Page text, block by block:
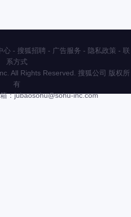
心 - 搜狐招聘 - 广告服务 - 隐私政策 - 联
系方式
All Rights Reserved. 搜狐公司 版权所
有
：jubaosohu@sohu-inc.com